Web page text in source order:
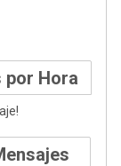
por Hora